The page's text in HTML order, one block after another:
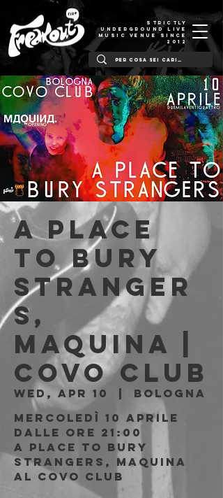
STRICTLY
UNDERGROUND LIVE
MUSIC VENUE SINCE
2012
A PLACE
TO BURY
STRANGER
S,
Maquina |
Covo Club
Wed, Apr 10
Bologna
Mercoledì 10 Aprile
Dalle ore 21:00
A Place To Bury
Strangers, Maquina
al Covo Club